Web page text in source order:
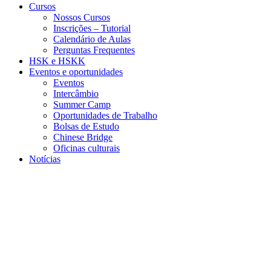
Cursos
Nossos Cursos
Inscrições – Tutorial
Calendário de Aulas
Perguntas Frequentes
HSK e HSKK
Eventos e oportunidades
Eventos
Intercâmbio
Summer Camp
Oportunidades de Trabalho
Bolsas de Estudo
Chinese Bridge
Oficinas culturais
Notícias